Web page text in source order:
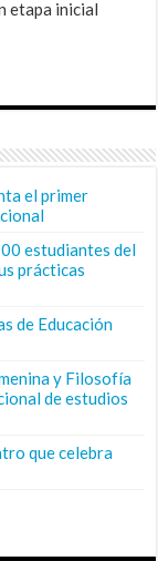
etapa inicial
el primer
estudiantes del
prácticas
de Educación
y Filosofía
de estudios
que celebra